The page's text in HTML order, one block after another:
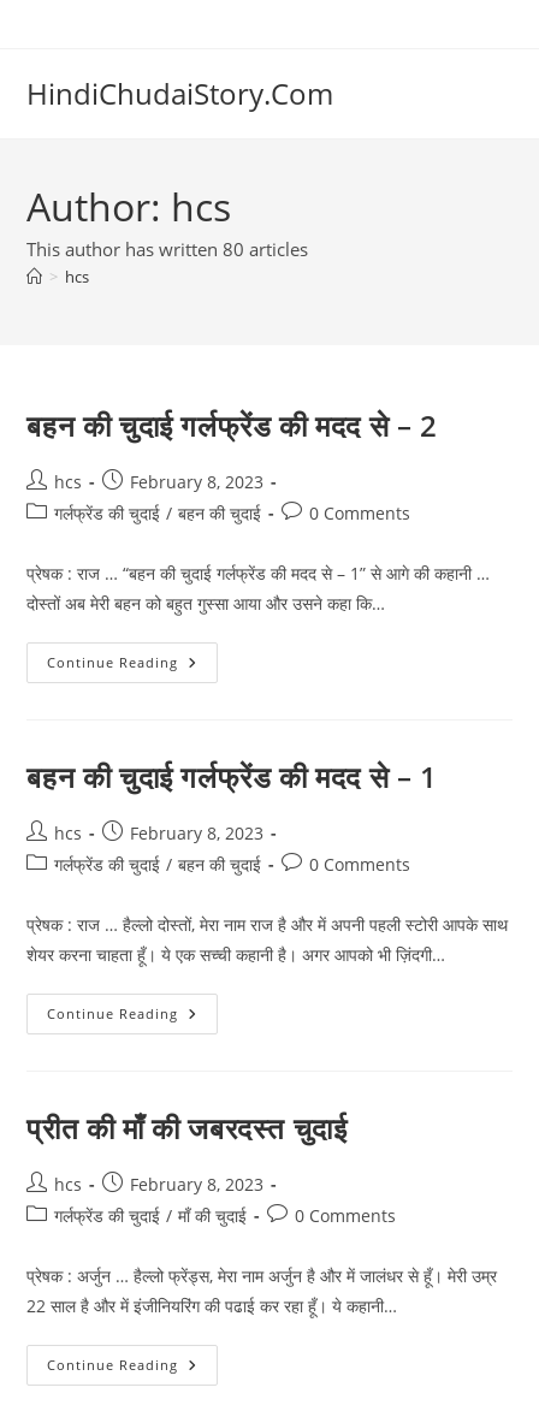
HindiChudaiStory.Com
Author: hcs
This author has written 80 articles
> hcs
बहन की चुदाई गर्लफ्रेंड की मदद से – 2
Post
author:
hcs
Post
published:
February 8, 2023
Postगर्लफ्रेंड की चुदाई / बहन की चुदाई
Post0 Comments
प्रेषक : राज … “बहन की चुदाई गर्लफ्रेंड की मदद से – 1” से आगे की कहानी …
दोस्तों अब मेरी बहन को बहुत गुस्सा आया और उसने कहा कि…
Continue Reading बहन
की
से
–
बहन की चुदाई गर्लफ्रेंड की मदद से – 1
Post
author:
hcs
Post
published:
February 8, 2023
Postगर्लफ्रेंड की चुदाई / बहन की चुदाई
Post0 Comments
प्रेषक : राज … हैल्लो दोस्तों, मेरा नाम राज है और में अपनी पहली स्टोरी आपके साथ
शेयर करना चाहता हूँ। ये एक सच्ची कहानी है। अगर आपको भी ज़िंदगी…
Continue Reading बहन
की
से
–
प्रीत की माँ की जबरदस्त चुदाई
Post
author:
hcs
Post
published:
February 8, 2023
Postगर्लफ्रेंड की चुदाई / माँ की चुदाई
Post0 Comments
प्रेषक : अर्जुन … हैल्लो फ्रेंड्स, मेरा नाम अर्जुन है और में जालंधर से हूँ। मेरी उम्र
22 साल है और में इंजीनियरिंग की पढाई कर रहा हूँ। ये कहानी…
Continue Reading प्रीत
की